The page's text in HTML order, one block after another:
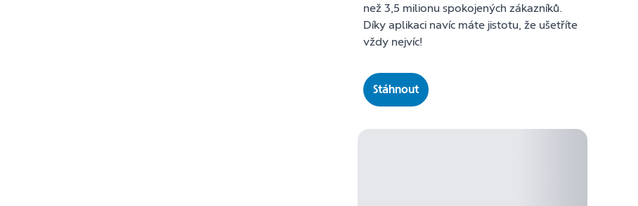
než 3,5 milionu spokojených zákazníků.
Díky aplikaci navíc máte jistotu, že ušetříte
vždy nejvíc!
Stáhnout